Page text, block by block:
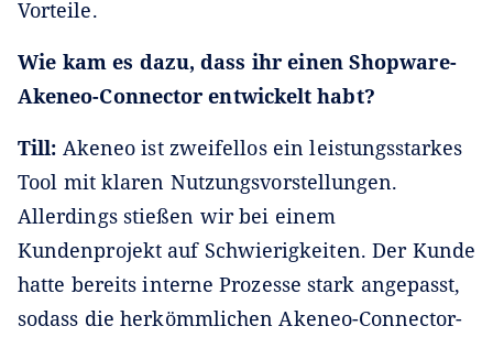
Vorteile.
Wie kam es dazu, dass ihr einen Shopware-
Akeneo-Connector entwickelt habt?
Till: Akeneo ist zweifellos ein leistungsstarkes
Tool mit klaren Nutzungsvorstellungen.
Allerdings stießen wir bei einem
Kundenprojekt auf Schwierigkeiten. Der Kunde
hatte bereits interne Prozesse stark angepasst,
sodass die herkömmlichen Akeneo-Connector-